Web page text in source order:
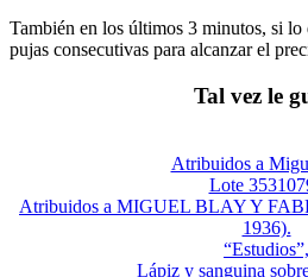
También en los últimos 3 minutos, si lo
pujas consecutivas para alcanzar el
Tal vez le
Atribuidos a
Lote
Atribuidos a MIGUEL BLAY Y
1936).
“Estudios”,
Lápiz y sanguina